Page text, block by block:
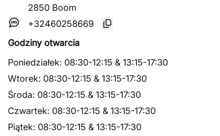
2850 Boom
+32460258669
Godziny otwarcia
Poniedziałek: 08:30-12:15 & 13:15-17:30
Wtorek: 08:30-12:15 & 13:15-17:30
Środa: 08:30-12:15 & 13:15-17:30
Czwartek: 08:30-12:15 & 13:15-17:30
Piątek: 08:30-12:15 & 13:15-17:30